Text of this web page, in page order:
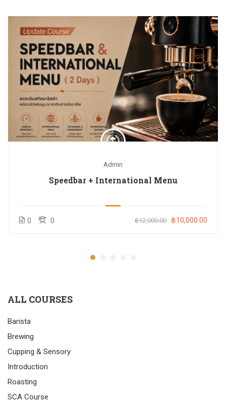
Admin
Speedbar + International Menu
0 0 ฿12,000.00 ฿10,000.00
ALL COURSES
Barista
Brewing
Cupping & Sensory
Introduction
Roasting
SCA Course